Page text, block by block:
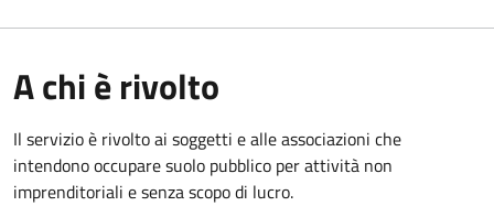
A chi è rivolto
Il servizio è rivolto ai soggetti e alle associazioni che
intendono occupare suolo pubblico per attività non
imprenditoriali e senza scopo di lucro.